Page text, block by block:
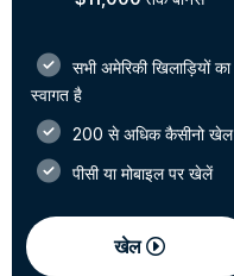
सभी अमेरिकी खिलाड़ियों का
स्वागत है
200 से अधिक कैसीनो खेल
पीसी या मोबाइल पर खेलें
खेल